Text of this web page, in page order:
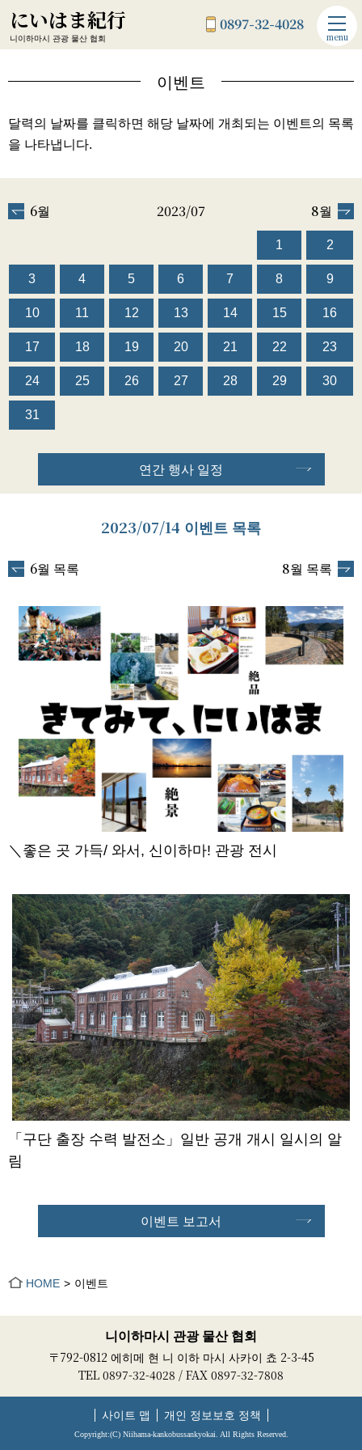
にいはま紀行
니이하마시 관광 물산 협회
0897-32-4028
menu
이벤트
달력의 날짜를 클릭하면 해당 날짜에 개최되는 이벤트의 목록
을 나타냅니다.
6월 2023/07 8월
1 2
3 4 5 6 7 8 9
10 11 12 13 14 15 16
17 18 19 20 21 22 23
24 25 26 27 28 29 30
31
연간 행사 일정
2023/07/14 이벤트 목록
6월 목록 8월 목록
＼좋은 곳 가득/ 와서, 신이하마! 관광 전시
「구단 출장 수력 발전소」일반 공개 개시 일시의 알
림
이벤트 보고서
HOME 이벤트
니이하마시 관광 물산 협회
〒792-0812 에히메 현 니 이하 마시 사카이 쵸 2-3-45
TEL 0897-32-4028 / FAX 0897-32-7808
사이트 맵 개인 정보보호 정책
Copyright:(C) Niihama-kankobussankyokai. All Rights Reserved.